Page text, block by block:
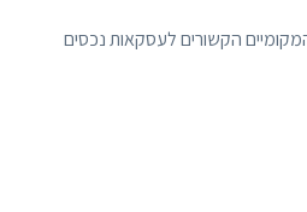
הקשורים לעסקאות נכסים